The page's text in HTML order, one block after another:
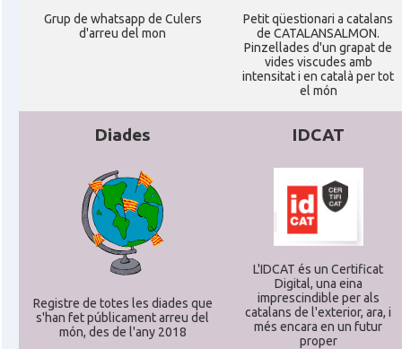
Grup de whatsapp de Culers
d'arreu del mon
Petit qüestionari a catalans
de CATALANSALMON.
Pinzellades d'un grapat de
vides viscudes amb
intensitat i en català per tot
el món
Diades
Registre de totes les diades que
s'han fet públicament arreu del
món, des de l'any 2018
IDCAT
L'IDCAT és un Certificat
Digital, una eina
imprescindible per als
catalans de l'exterior, ara, i
més encara en un futur
proper